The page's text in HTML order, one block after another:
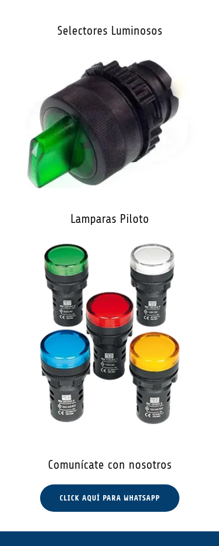
Selectores Luminosos
Lamparas Piloto
Comunícate con nosotros
CLICK AQUÍ PARA WHATSAPP